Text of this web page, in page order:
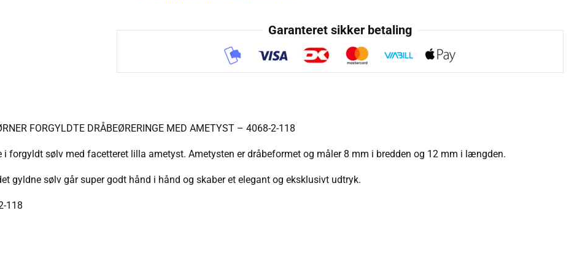
Garanteret sikker betaling
FORGYLDTE DRÅBEØRERINGE MED AMETYST – 4068-2-118
i forgyldt sølv med facetteret lilla ametyst. Ametysten er dråbeformet og måler 8 mm i bredden og 12 mm i længden.
gyldne sølv går super godt hånd i hånd og skaber et elegant og eksklusivt udtryk.
118